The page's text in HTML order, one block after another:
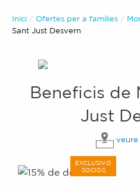
Inici Ofertes per a famílies
Actual:
Sant Just Desvern
Beneficis de
Just
veure
EXCLUSIVO
SOCIOS